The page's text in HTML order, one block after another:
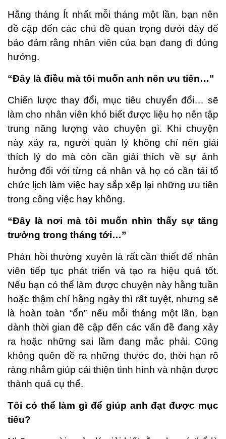
Hằng tháng Ít nhất mỗi tháng một lần, bạn nên
đề cập đến các chủ đề quan trọng dưới đây để
bảo đảm rằng nhân viên của bạn đang đi đúng
hướng.
“Đây là điều mà tôi muốn anh nên ưu tiên…”
Chiến lược thay đổi, mục tiêu chuyển đổi… sẽ
làm cho nhân viên khó biết được liệu họ nên tập
trung năng lượng vào chuyện gì. Khi chuyện
này xảy ra, người quản lý không chỉ nên giải
thích lý do mà còn cần giải thích về sự ảnh
hưởng đối với từng cá nhân và họ có cần tái tổ
chức lịch làm việc hay sắp xếp lại những ưu tiên
trong công việc hay không.
“Đây là nơi mà tôi muốn nhìn thấy sự tăng
trưởng trong tháng tới…”
Phản hồi thường xuyên là rất cần thiết để nhân
viên tiếp tục phát triển và tạo ra hiệu quả tốt.
Nếu bạn có thể làm được chuyện này hằng tuần
hoặc thậm chí hằng ngày thì rất tuyệt, nhưng sẽ
là hoàn toàn “ổn” nếu mỗi tháng một lần, bạn
dành thời gian đề cập đến các vấn đề đang xảy
ra hoặc những sai lầm đang mắc phải. Cũng
không quên đề ra những thước đo, thời hạn rõ
ràng nhằm giúp cải thiện tình hình và nhận được
thành quả cụ thể.
Tôi có thể làm gì để giúp anh đạt được mục
tiêu?